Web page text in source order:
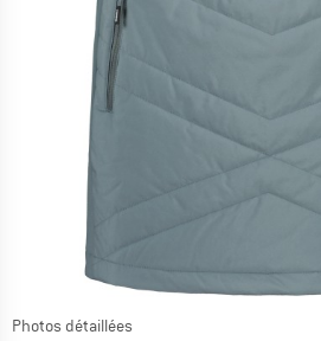
Photos détaillées